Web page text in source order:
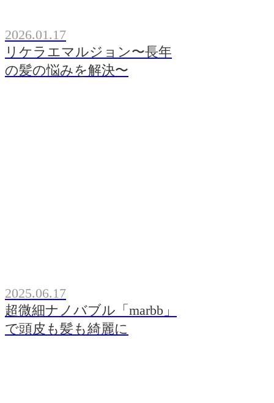
2026.01.17
リケラエマルジョン〜長年
の髪の悩みを解決〜
2025.06.17
超微細ナノバブル「marbb」
で頭皮も髪も綺麗に